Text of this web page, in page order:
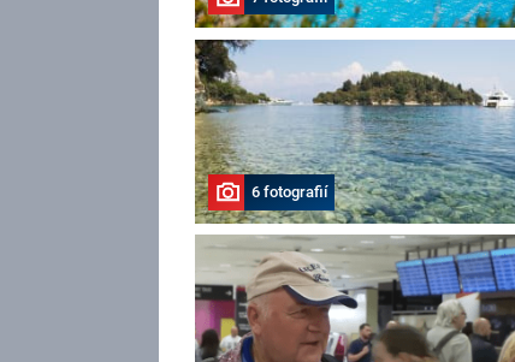
6 fotografií